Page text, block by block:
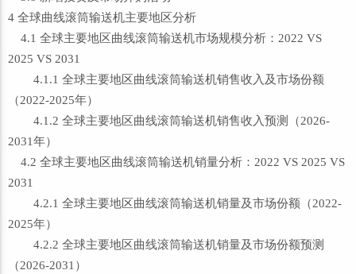
4 全球曲线滚筒输送机主要地区分析
4.1 全球主要地区曲线滚筒输送机市场规模分析：2022 VS
2025 VS 2031
4.1.1 全球主要地区曲线滚筒输送机销售收入及市场份额
（2022-2025年）
4.1.2 全球主要地区曲线滚筒输送机销售收入预测（2026-
2031年）
4.2 全球主要地区曲线滚筒输送机销量分析：2022 VS 2025 VS
2031
4.2.1 全球主要地区曲线滚筒输送机销量及市场份额（2022-
2025年）
4.2.2 全球主要地区曲线滚筒输送机销量及市场份额预测
（2026-2031）